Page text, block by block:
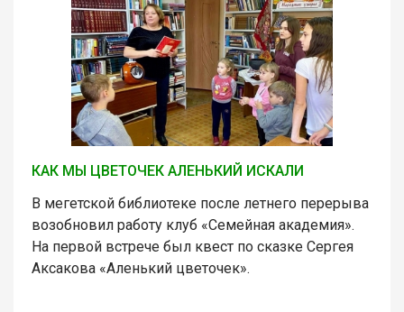
КАК МЫ ЦВЕТОЧЕК АЛЕНЬКИЙ ИСКАЛИ
В мегетской библиотеке после летнего перерыва
возобновил работу клуб «Семейная академия».
На первой встрече был квест по сказке Сергея
Аксакова «Аленький цветочек».